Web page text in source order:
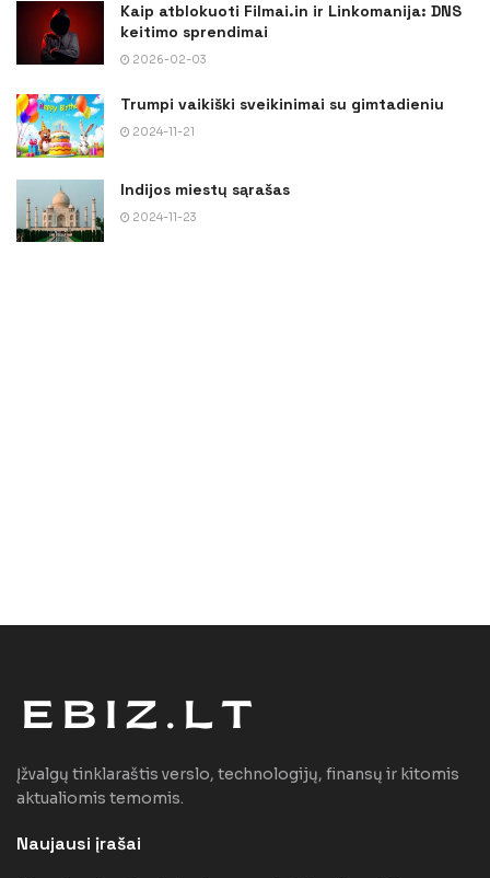
Kaip atblokuoti Filmai.in ir Linkomanija: DNS
keitimo sprendimai
2026-02-03
Trumpi vaikiški sveikinimai su gimtadieniu
2024-11-21
Indijos miestų sąrašas
2024-11-23
Įžvalgų tinklaraštis verslo, technologijų, finansų ir kitomis
aktualiomis temomis.
Naujausi įrašai